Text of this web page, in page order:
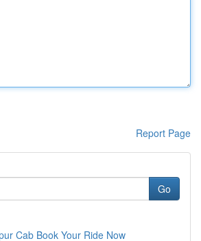
Report Page
Go
Cab Book Your Ride Now